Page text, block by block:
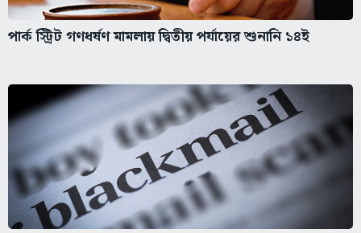
পার্ক স্ট্রিট গণধর্ষণ মামলায় দ্বিতীয় পর্যায়ের শুনানি ১৪ই